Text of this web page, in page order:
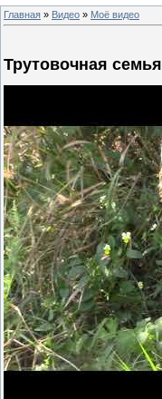
Главная » Видео » Моё видео
Трутовочная семья